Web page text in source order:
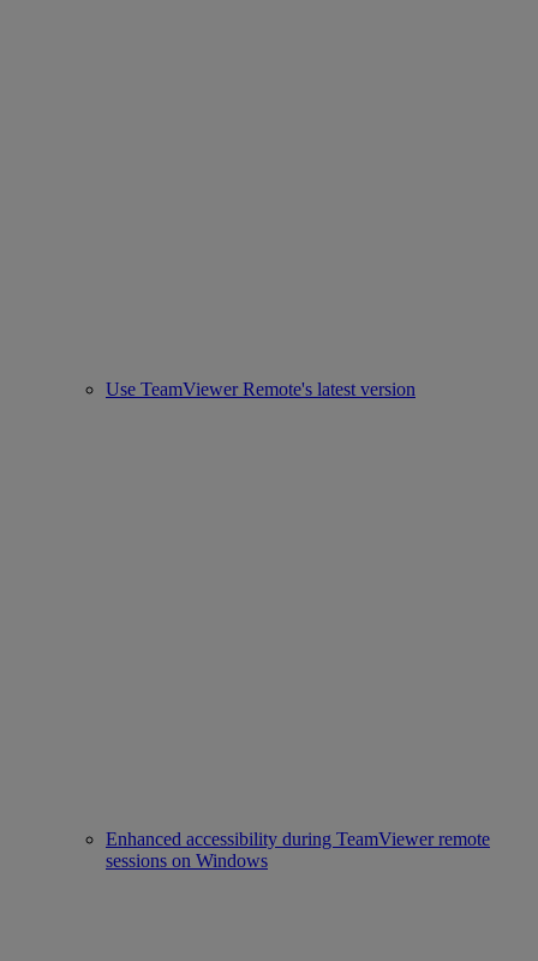
Use TeamViewer Remote's latest version
Enhanced accessibility during TeamViewer remote
sessions on Windows